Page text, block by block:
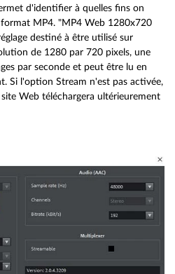
d'identifier à quelles fins on
MP4. "MP4 Web 1280x720
destiné à être utilisé sur
de 1280 par 720 pixels, une
par seconde et peut être lu en
Si l'option Stream n'est pas activée,
Web téléchargera ultérieurement